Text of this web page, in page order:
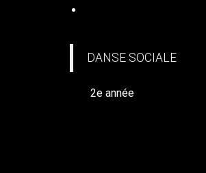
DANSE SOCIALE
2e année